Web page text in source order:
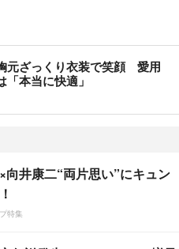
元ざっくり衣装で笑顔 愛用
「本当に快適」
向井康二“両片思い”にキュン
特集